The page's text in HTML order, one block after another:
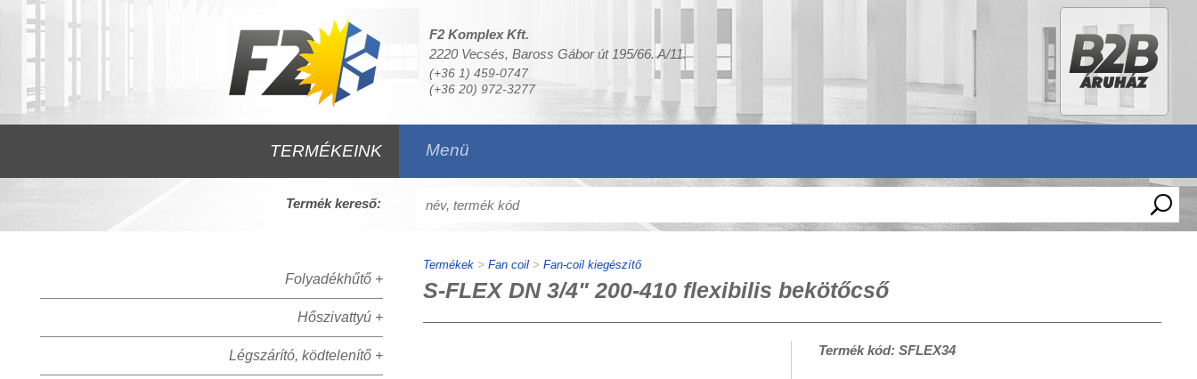
F2 Komplex Kft.
2220 Vecsés, Baross Gábor út 195/66. A/11.
(+36 1) 459-0747
(+36 20) 972-3277
TERMÉKEINK Menü
Termék kereső:
Folyadékhűtő +
Hőszivattyú +
Légszárító, ködtelenítő +
Termékek> Fan coil> Fan-coil kiegészítő
S-FLEX DN 3/4" 200-410 flexibilis bekötőcső
Termék kód: SFLEX34